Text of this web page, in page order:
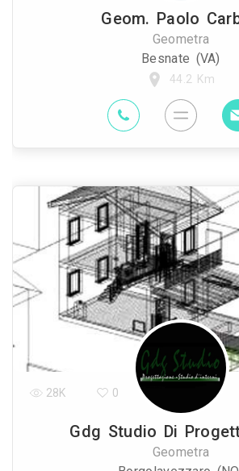
Geom. Paolo
Geometra
Besnate (VA)
44.2 Km
Gdg Studio Di
Geometra
28K 0